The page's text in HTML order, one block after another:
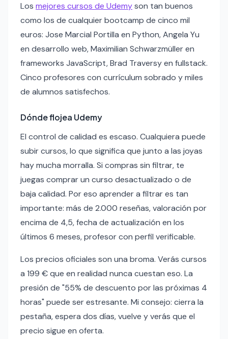
Los mejores cursos de Udemyson tan buenos
como los de cualquier bootcamp de cinco mil
euros: Jose Marcial Portilla en Python, Angela Yu
en desarrollo web, Maximilian Schwarzmüller en
frameworks JavaScript, Brad Traversy en fullstack.
Cinco profesores con currículum sobrado y miles
de alumnos satisfechos.
Dónde flojea Udemy
El control de calidad es escaso. Cualquiera puede
subir cursos, lo que significa que junto a las joyas
hay mucha morralla. Si compras sin filtrar, te
juegas comprar un curso desactualizado o de
baja calidad. Por eso aprender a filtrar es tan
importante: más de 2.000 reseñas, valoración por
encima de 4,5, fecha de actualización en los
últimos 6 meses, profesor con perfil verificable.
Los precios oficiales son una broma. Verás cursos
a 199 € que en realidad nunca cuestan eso. La
presión de "55% de descuento por las próximas 4
horas" puede ser estresante. Mi consejo: cierra la
pestaña, espera dos días, vuelve y verás que el
precio sigue en oferta.